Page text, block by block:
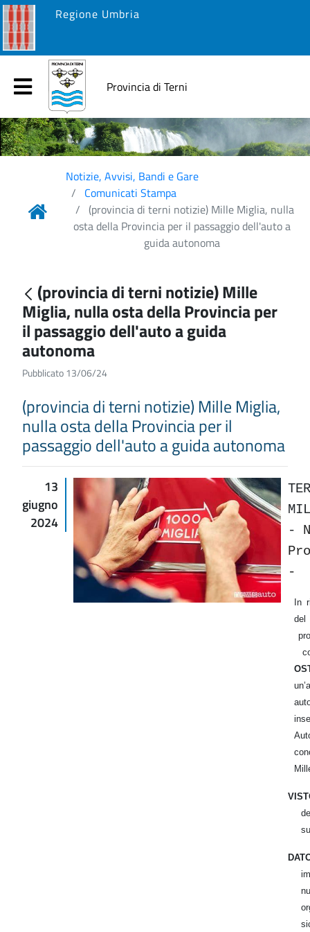
Regione Umbria
Provincia di Terni
Notizie, Avvisi, Bandi e Gare
Comunicati Stampa
(provincia di terni notizie) Mille Miglia, nulla
osta della Provincia per il passaggio dell'auto a
guida autonoma
(provincia di terni notizie) Mille
Miglia, nulla osta della Provincia per
il passaggio dell'auto a guida
autonoma
Pubblicato 13/06/24
(provincia di terni notizie) Mille Miglia,
nulla osta della Provincia per il
passaggio dell'auto a guida autonoma
13
giugno
2024
-
-
In